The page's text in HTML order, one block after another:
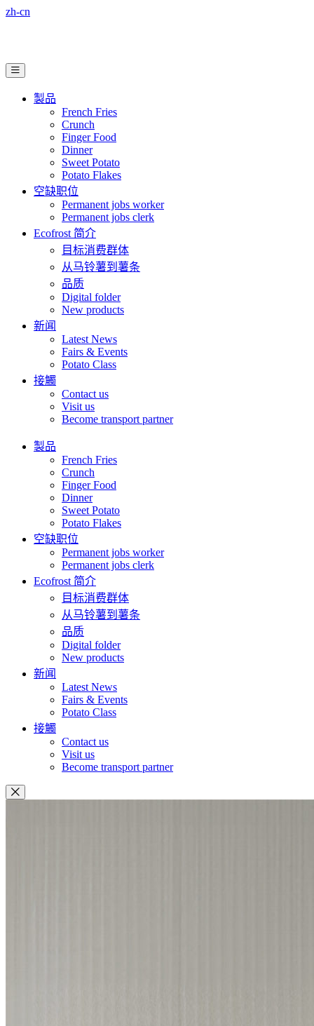
zh-cn
製品
French Fries
Crunch
Finger Food
Dinner
Sweet Potato
Potato Flakes
空缺职位
Permanent jobs worker
Permanent jobs clerk
Ecofrost 简介
目标消费群体
从马铃薯到薯条
品质
Digital folder
New products
新闻
Latest News
Fairs & Events
Potato Class
接觸
Contact us
Visit us
Become transport partner
製品
French Fries
Crunch
Finger Food
Dinner
Sweet Potato
Potato Flakes
空缺职位
Permanent jobs worker
Permanent jobs clerk
Ecofrost 简介
目标消费群体
从马铃薯到薯条
品质
Digital folder
New products
新闻
Latest News
Fairs & Events
Potato Class
接觸
Contact us
Visit us
Become transport partner